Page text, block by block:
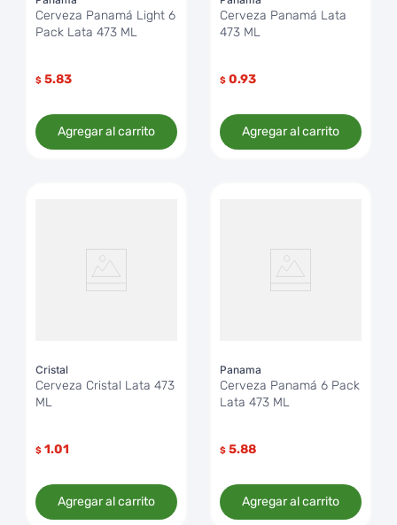
Cerveza Panamá Light 6
Pack Lata 473 ML
$ 5.83
Agregar al carrito
Cerveza Panamá Lata
473 ML
$ 0.93
Agregar al carrito
Cristal
Cerveza Cristal Lata 473
ML
$ 1.01
Agregar al carrito
Panama
Cerveza Panamá 6 Pack
Lata 473 ML
$ 5.88
Agregar al carrito